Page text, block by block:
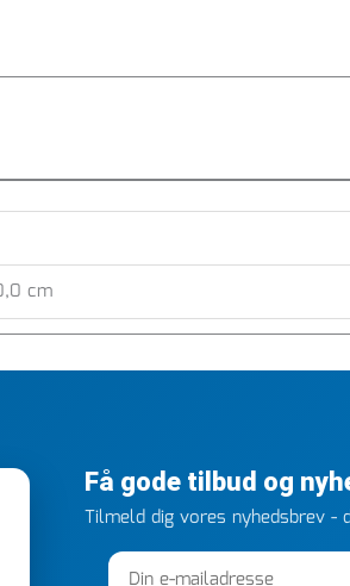
-
cm
Få gode tilbud og
Tilmeld dig vores nyhedsbrev -